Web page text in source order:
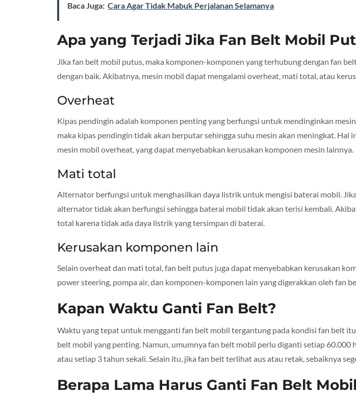
Baca Juga: Cara Agar Tidak Mabuk Perjalanan Selamanya
Apa yang Terjadi Jika Fan Belt Mobil
Jika fan belt mobil putus, maka komponen-komponen yang terhubung dengan fan
dengan baik. Akibatnya, mesin mobil dapat mengalami overheat, mati total, atau
Overheat
Kipas pendingin adalah komponen penting yang berfungsi untuk mendinginkan
maka kipas pendingin tidak akan berputar sehingga suhu mesin akan meningkat. Hal
mesin mobil overheat, yang dapat menyebabkan kerusakan komponen mesin lainnya.
Mati total
Alternator berfungsi untuk menghasilkan daya listrik untuk mengisi baterai mobil.
alternator tidak akan berfungsi sehingga baterai mobil tidak akan terisi kembali.
total karena tidak ada daya listrik yang tersimpan di baterai.
Kerusakan komponen lain
Selain overheat dan mati total, fan belt putus juga dapat menyebabkan kerusakan
power steering, pompa air, dan komponen-komponen lain yang digerakkan oleh fan
Kapan Waktu Ganti Fan Belt?
Waktu yang tepat untuk mengganti fan belt mobil tergantung pada kondisi fan belt
belt mobil yang penting. Namun, umumnya fan belt mobil perlu diganti setiap 60.000
atau setiap 3 tahun sekali. Selain itu, jika fan belt terlihat aus atau retak, sebaiknya
Berapa Lama Harus Ganti Fan Belt